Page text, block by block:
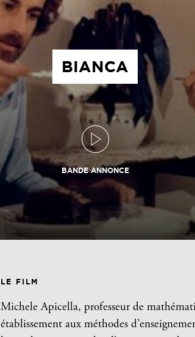
BIANCA
BANDE ANNONCE
LE FILM
Michele Apicella, professeur de
établissement aux méthodes